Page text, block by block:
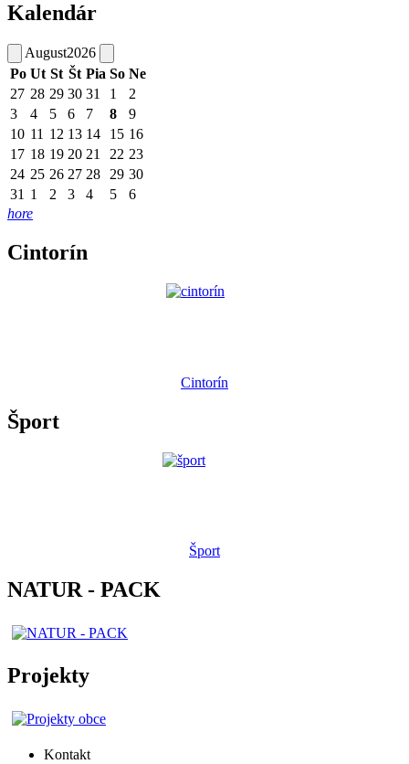
Kalendár
August2026
Po Ut St Št Pia So Ne
27 28 29 30 31 1
2
3
4 5 6 7 8
9
10 11 12 13 14 15 16
17 18 19 20 21 22 23
24 25 26 27 28 29 30
31 1 2 3 4 5
6
hore
Cintorín
Cintorín
Šport
Šport
NATUR - PACK
Projekty
Kontakt